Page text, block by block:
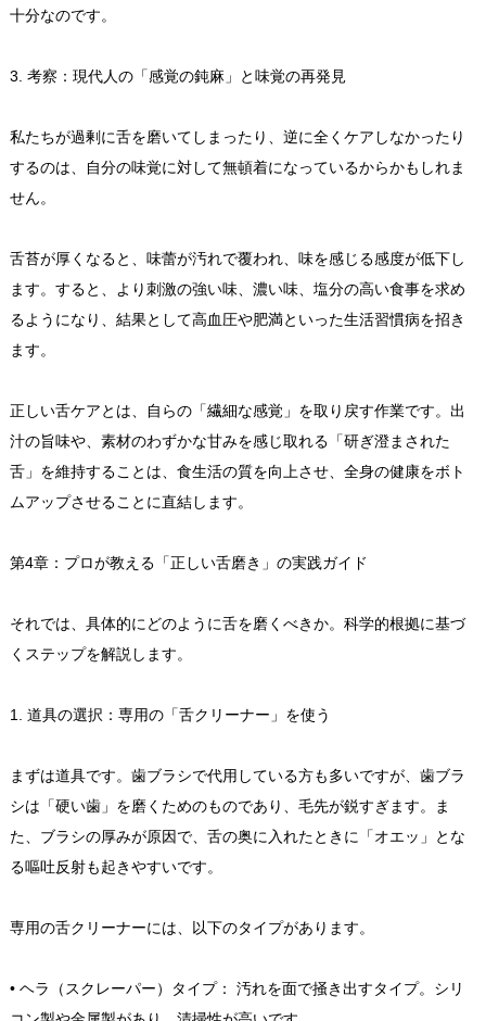
十分なのです。
3. 考察：現代人の「感覚の鈍麻」と味覚の再発見
私たちが過剰に舌を磨いてしまったり、逆に全くケアしなかったり
するのは、自分の味覚に対して無頓着になっているからかもしれま
せん。
舌苔が厚くなると、味蕾が汚れで覆われ、味を感じる感度が低下し
ます。すると、より刺激の強い味、濃い味、塩分の高い食事を求め
るようになり、結果として高血圧や肥満といった生活習慣病を招き
ます。
正しい舌ケアとは、自らの「繊細な感覚」を取り戻す作業です。出
汁の旨味や、素材のわずかな甘みを感じ取れる「研ぎ澄まされた
舌」を維持することは、食生活の質を向上させ、全身の健康をボト
ムアップさせることに直結します。
第4章：プロが教える「正しい舌磨き」の実践ガイド
それでは、具体的にどのように舌を磨くべきか。科学的根拠に基づ
くステップを解説します。
1. 道具の選択：専用の「舌クリーナー」を使う
まずは道具です。歯ブラシで代用している方も多いですが、歯ブラ
シは「硬い歯」を磨くためのものであり、毛先が鋭すぎます。ま
た、ブラシの厚みが原因で、舌の奥に入れたときに「オエッ」とな
る嘔吐反射も起きやすいです。
専用の舌クリーナーには、以下のタイプがあります。
• ヘラ（スクレーパー）タイプ： 汚れを面で掻き出すタイプ。シリ